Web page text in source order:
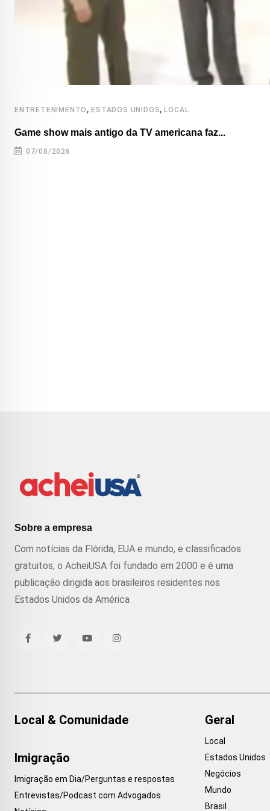
ENTRETENIMENTO ,ESTADOS UNIDOS,LOCAL
Game show mais antigo da TV americana faz...
07/08/2026
Sobre a empresa
Com notícias da Flórida, EUA e mundo, e classificados
gratuitos, o AcheiUSA foi fundado em 2000 e é uma
publicação dirigida aos brasileiros residentes nos
Estados Unidos da América
Local & Comunidade
Imigração
Imigração em Dia/Perguntas e respostas
Entrevistas/Podcast com Advogados
Geral
Local
Estados Unidos
Negócios
Mundo
Brasil